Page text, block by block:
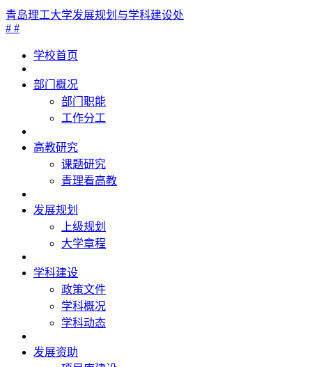
青岛理工大学发展规划与学科建设处
# #
学校首页
部门概况
部门职能
工作分工
高教研究
课题研究
青理看高教
发展规划
上级规划
大学章程
学科建设
政策文件
学科概况
学科动态
发展资助